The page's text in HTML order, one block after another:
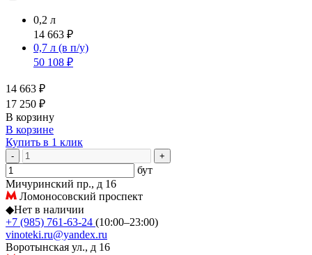
0,2 л
14 663 ₽
0,7 л (в п/у)
50 108 ₽
14 663 ₽
17 250 ₽
В корзину
В корзине
Купить в 1 клик
- +
бут
Мичуринский пр., д 16
Ломоносовский проспект
◆Нет в наличии
+7 (985) 761-63-24 (10:00–23:00)
vinoteki.ru@yandex.ru
Воротынская ул., д 16